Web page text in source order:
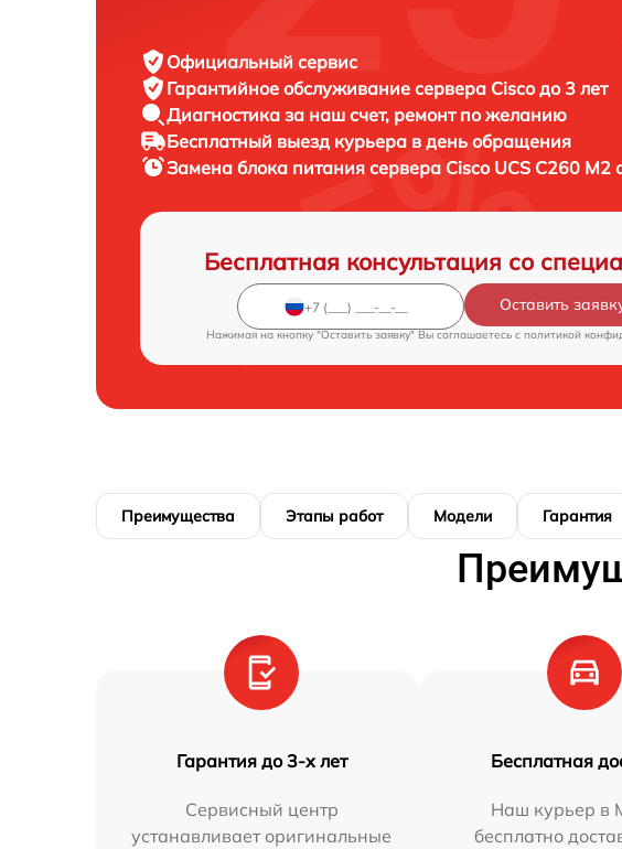
Официальный сервис
Гарантийное обслуживание сервера Cisco до 3 лет
Диагностика за наш счет, ремонт по желанию
Бесплатный выезд курьера в день обращения
Замена блока питания сервера Cisco UCS C260 M2
Бесплатная консультация со
Оставить
Нажимая на кнопку "Оставить заявку" Вы соглашаетесь c политикой
Преимущества Этапы работ Модели Гарантия
Гарантия до 3-х лет
Сервисный центр
устанавливает оригинальные
Бесплатная
Наш курьер в
бесплатно